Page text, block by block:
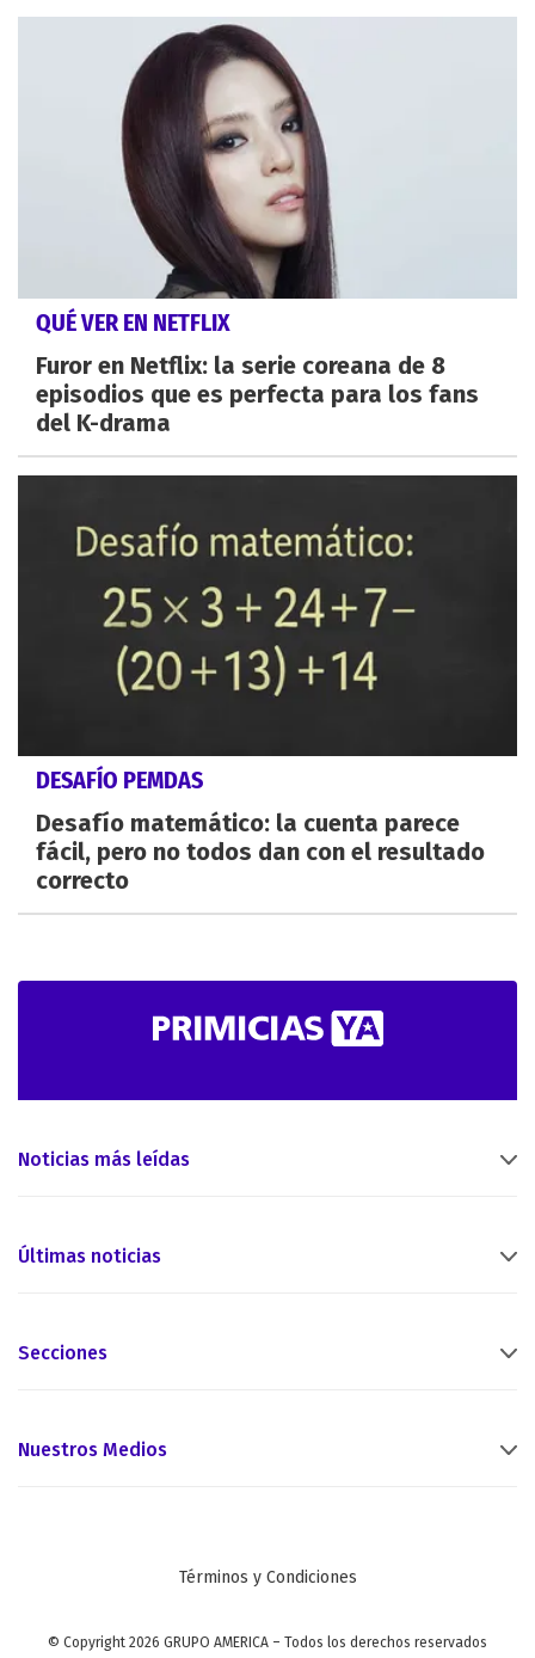
QUÉ VER EN NETFLIX
Furor en Netflix: la serie coreana de 8
episodios que es perfecta para los fans
del K-drama
DESAFÍO PEMDAS
Desafío matemático: la cuenta parece
fácil, pero no todos dan con el resultado
correcto
Noticias más leídas
Últimas noticias
Secciones
Nuestros Medios
Términos y Condiciones
© Copyright 2026 GRUPO AMERICA – Todos los derechos reservados